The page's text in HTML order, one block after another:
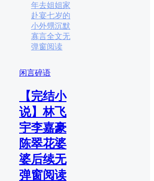
年去姐姐家
赴宴七岁的
小外甥沉默
寡言全文无
弹窗阅读
闲言碎语
【完结小
说】林飞
宇李嘉豪
陈翠花婆
婆后续无
弹窗阅读